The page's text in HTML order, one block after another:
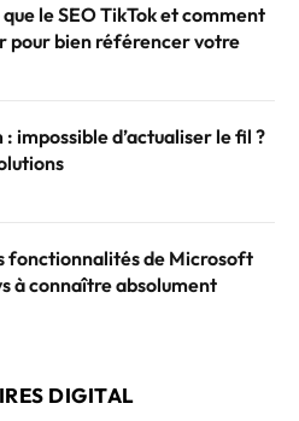
que le SEO TikTok et comment
pour bien référencer votre
impossible d’actualiser le fil ?
fonctionnalités de Microsoft
à connaître absolument
DIGITAL